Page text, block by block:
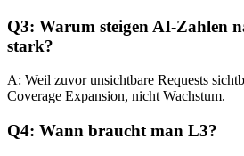
Q3: Warum steigen AI-Zahlen
stark?
A: Weil zuvor unsichtbare Requests
Coverage Expansion, nicht Wachstum.
Q4: Wann braucht man L3?